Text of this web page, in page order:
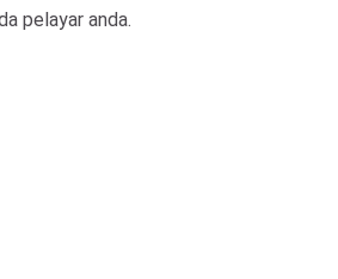
pelayar anda.